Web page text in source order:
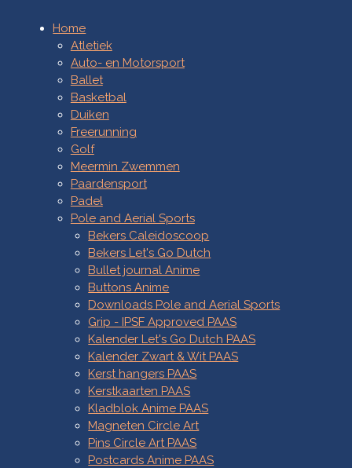
Home
Atletiek
Auto- en Motorsport
Ballet
Basketbal
Duiken
Freerunning
Golf
Meermin Zwemmen
Paardensport
Padel
Pole and Aerial Sports
Bekers Caleidoscoop
Bekers Let's Go Dutch
Bullet journal Anime
Buttons Anime
Downloads Pole and Aerial Sports
Grip - IPSF Approved PAAS
Kalender Let's Go Dutch PAAS
Kalender Zwart & Wit PAAS
Kerst hangers PAAS
Kerstkaarten PAAS
Kladblok Anime PAAS
Magneten Circle Art
Pins Circle Art PAAS
Postcards Anime PAAS